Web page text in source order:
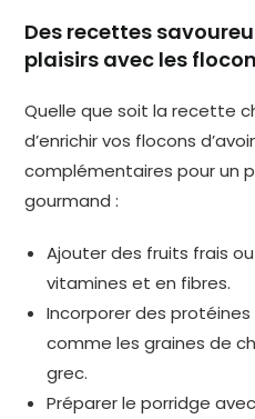
Des recettes
plaisirs avec les
Quelle que soit la recette
d’enrichir vos flocons
complémentaires pour un
gourmand :
Ajouter des fruits frais
vitamines et en fibres.
Incorporer des
comme les graines de
grec.
Préparer le porridge